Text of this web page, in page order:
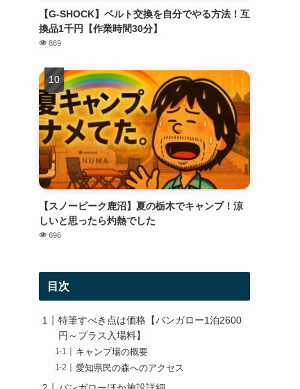
【G-SHOCK】ベルト交換を自分でやる方法！互
換品1千円【作業時間30分】
869
【スノーピーク鹿沼】夏の栃木でキャンプ！涼
しいと思ったら灼熱でした
696
目次
特筆すべき点は価格【バンガロー1泊2600
円～プラス入場料】
キャンプ場の概要
愛知県民の森へのアクセス